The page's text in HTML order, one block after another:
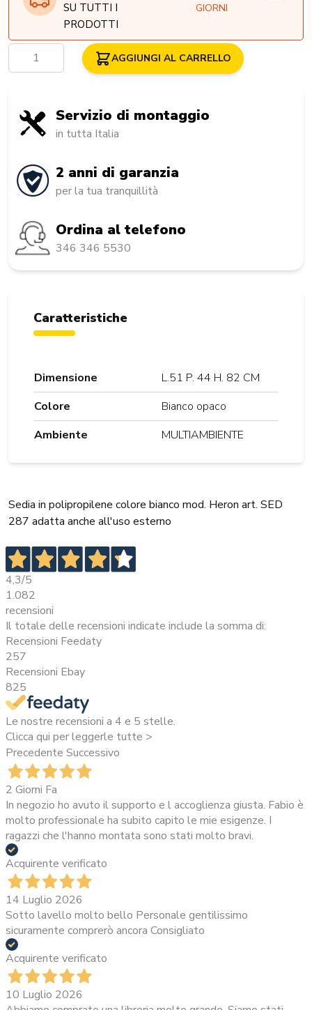
SU TUTTI I
PRODOTTI
GIORNI
Quantità AGGIUNGI AL CARRELLO
Servizio di montaggio
in tutta Italia
2 anni di garanzia
per la tua tranquillità
Ordina al telefono
346 346 5530
Caratteristiche
Dimensione
L.51 P. 44 H. 82 CM
Colore
Bianco opaco
Ambiente
MULTIAMBIENTE
Sedia in polipropilene colore bianco mod. Heron art. SED
287 adatta anche all'uso esterno
4,3/5
1.082
recensioni
Il totale delle recensioni indicate include la somma di:
Recensioni Feedaty
257
Recensioni Ebay
825
Le nostre recensioni a 4 e 5 stelle.
Clicca qui per leggerle tutte >
Precedente Successivo
2 Giorni Fa
In negozio ho avuto il supporto e l accoglienza giusta. Fabio è
molto professionale ha subito capito le mie esigenze. I
ragazzi che l'hanno montata sono stati molto bravi.
Acquirente verificato
14 Luglio 2026
Sotto lavello molto bello Personale gentilissimo
sicuramente comprerò ancora Consigliato
Acquirente verificato
10 Luglio 2026